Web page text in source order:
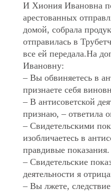
И Хиония Ивановна
арестованных
домой, собрала
отправилась в
все ей передала.На
Ивановну:
– Вы обвиняетесь в
признаете себя
– В антисоветской
признаю, – ответила
– Свидетельскими
изобличаетесь в
правдивые
– Свидетельские
деятельности я
– Вы лжете,